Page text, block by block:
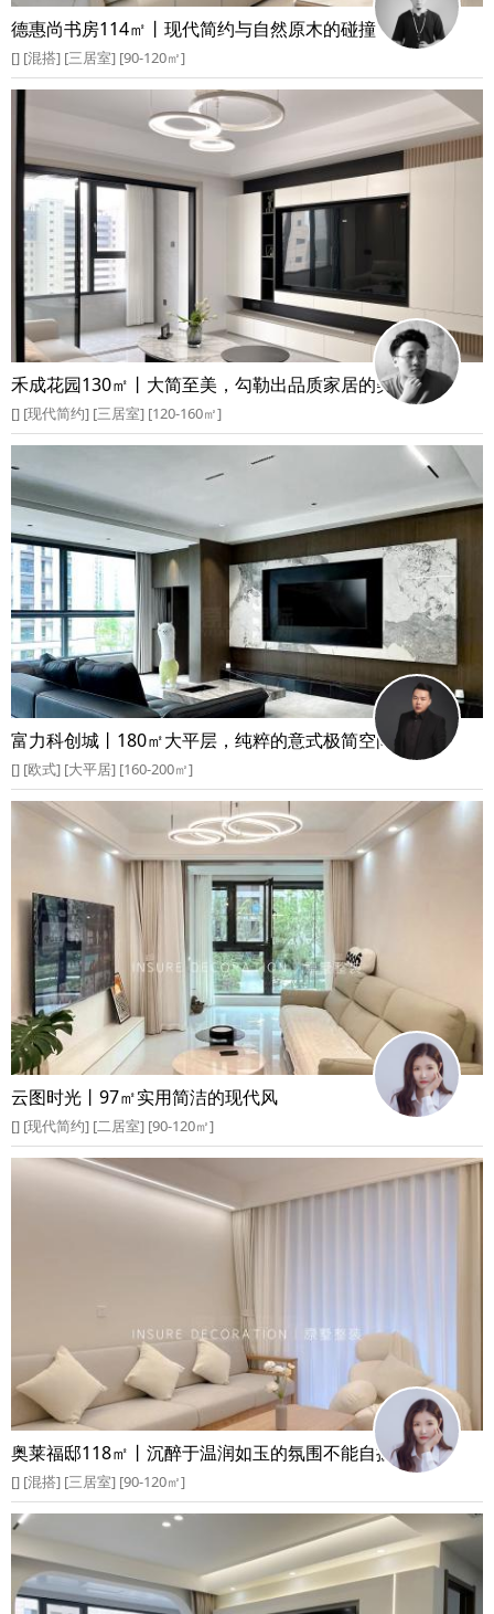
德惠尚书房114㎡丨现代简约与自然原木的碰撞
[] [混搭] [三居室] [90-120㎡]
禾成花园130㎡丨大简至美，勾勒出品质家居的美好空间
[] [现代简约] [三居室] [120-160㎡]
富力科创城丨180㎡大平层，纯粹的意式极简空间
[] [欧式] [大平居] [160-200㎡]
云图时光丨97㎡实用简洁的现代风
[] [现代简约] [二居室] [90-120㎡]
奥莱福邸118㎡丨沉醉于温润如玉的氛围不能自拔
[] [混搭] [三居室] [90-120㎡]